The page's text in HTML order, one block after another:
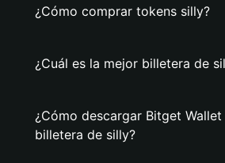
¿Cómo comprar tokens silly?
¿Cuál es la mejor billetera de
¿Cómo descargar Bitget
billetera de silly?